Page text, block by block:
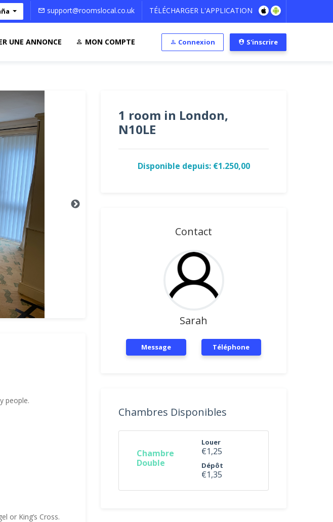
support@roomslocal.co.uk TÉLÉCHARGER L'APPLICATION
UNE ANNONCE MON COMPTE Connexion S'inscrire
people.
or King’s Cross.
1 room in London,
N10LE
Disponible depuis: €1.250,00
Contact
Sarah
Message Téléphone
Chambres Disponibles
Chambre
Double
Louer
€1,25
Dépôt
€1,35